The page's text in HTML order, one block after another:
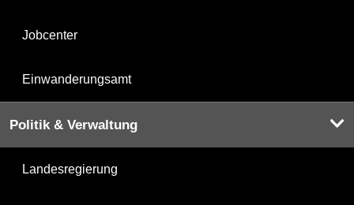
Jobcenter
Einwanderungsamt
Politik & Verwaltung
Landesregierung